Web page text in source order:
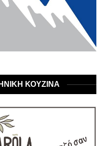
ΚΟΥΖΙΝΑ